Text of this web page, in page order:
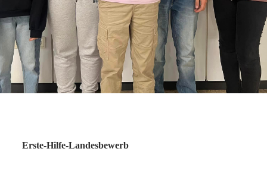
Erste-Hilfe-Landesbewerb